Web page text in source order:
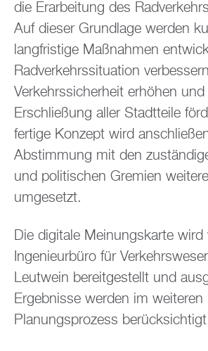
die Erarbeitung des
Auf dieser Grundlage werden
langfristige Maßnahmen
Radverkehrssituation
Verkehrssicherheit erhöhen und
Erschließung aller Stadtteile
fertige Konzept wird
Abstimmung mit den
und politischen Gremien
umgesetzt.
Die digitale Meinungskarte wird
Ingenieurbüro für
Leutwein bereitgestellt und
Ergebnisse werden im weiteren
Planungsprozess